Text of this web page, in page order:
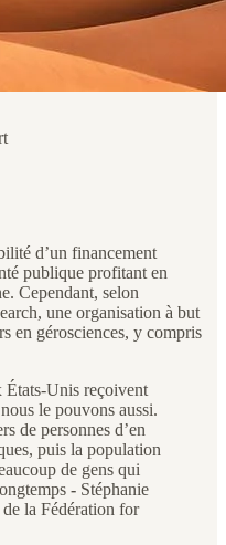
d’un financement
publique profitant en
Cependant, selon
une organisation à but
en gérosciences, y compris
États-Unis reçoivent
le pouvons aussi.
de personnes d’en
puis la population
de gens qui
- Stéphanie
la Fédération for